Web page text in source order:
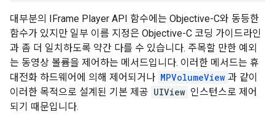
대부분의 IFrame Player API 함수에는 Objective-C와 동등한
함수가 있지만 일부 이름 지정은 Objective-C 코딩 가이드라인
과 좀 더 일치하도록 약간 다를 수 있습니다. 주목할 만한 예외
는 동영상 볼륨을 제어하는 메서드입니다. 이러한 메서드는 휴
대전화 하드웨어에 의해 제어되거나 MPVolumeView 과 같이
이러한 목적으로 설계된 기본 제공 UIView 인스턴스로 제어
되기 때문입니다.